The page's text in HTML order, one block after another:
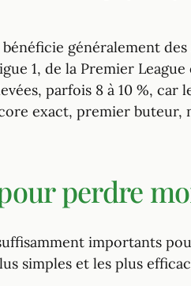
généralement des
1, de la Premier League
parfois 8 à 10 %, car
exact, premier buteur,
perdre
importants
simples et les plus